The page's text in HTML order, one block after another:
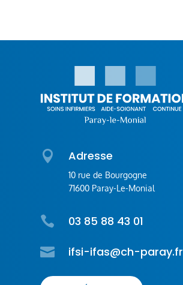
 Adresse
10 rue de Bourgogne
71600 Paray-Le-Monial
 03 85 88 43 01
 ifsi-ifas@ch-paray.fr